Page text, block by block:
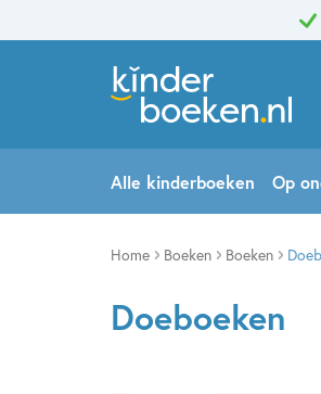
Alle kinderboeken Op
Home Boeken Boeken
Doeboeken